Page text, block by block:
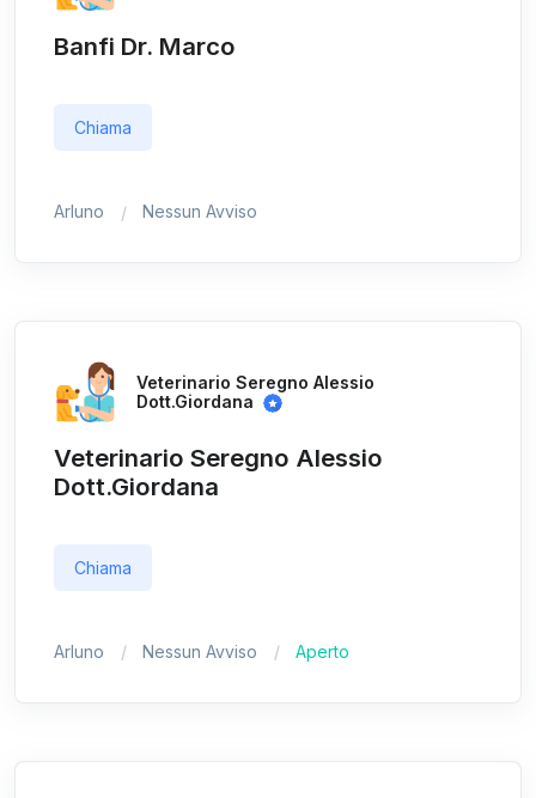
Banfi Dr. Marco
Chiama
Arluno Nessun Avviso
Veterinario Seregno Alessio
Dott.Giordana
Veterinario Seregno Alessio
Dott.Giordana
Chiama
Arluno Nessun Avviso Aperto